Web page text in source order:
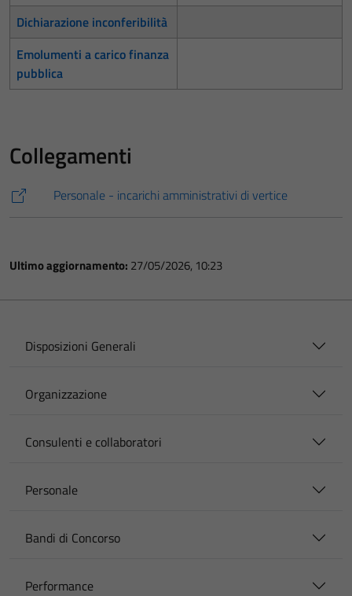
Dichiarazione inconferibilità
Emolumenti a carico finanza
pubblica
Collegamenti
Personale - incarichi amministrativi di vertice
Ultimo aggiornamento: 27/05/2026, 10:23
Disposizioni Generali
Organizzazione
Consulenti e collaboratori
Personale
Bandi di Concorso
Performance